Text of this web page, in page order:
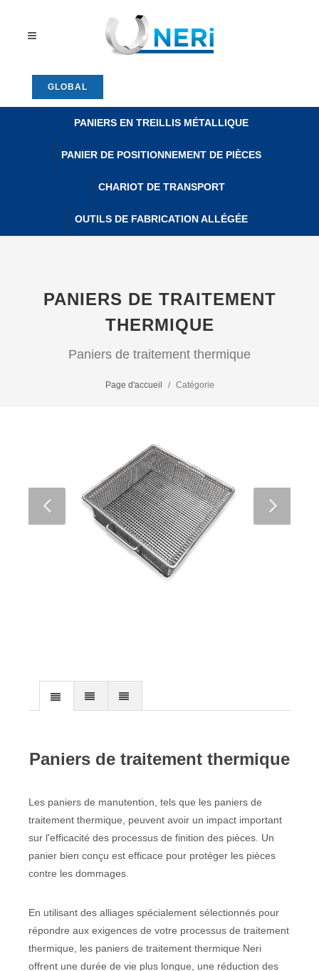
GLOBAL
PANIERS EN TREILLIS MÉTALLIQUE
PANIER DE POSITIONNEMENT DE PIÈCES
CHARIOT DE TRANSPORT
OUTILS DE FABRICATION ALLÉGÉE
PANIERS DE TRAITEMENT
THERMIQUE
Paniers de traitement thermique
Page d'accueil Catégorie
Paniers de traitement thermique
Les paniers de manutention, tels que les paniers de
traitement thermique, peuvent avoir un impact important
sur l'efficacité des processus de finition des pièces. Un
panier bien conçu est efficace pour protéger les pièces
contre les dommages.
En utilisant des alliages spécialement sélectionnés pour
répondre aux exigences de votre processus de traitement
thermique, les paniers de traitement thermique Neri
offrent une durée de vie plus longue, une réduction des